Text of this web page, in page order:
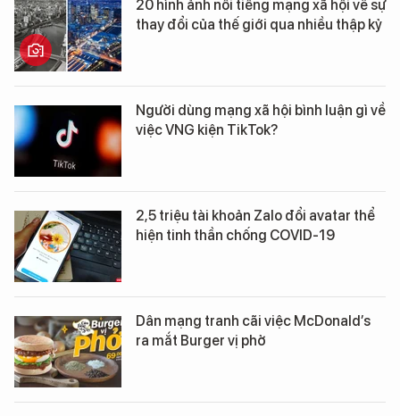
20 hình ảnh nổi tiếng mạng xã hội về sự
thay đổi của thế giới qua nhiều thập kỷ
Người dùng mạng xã hội bình luận gì về
việc VNG kiện TikTok?
2,5 triệu tài khoản Zalo đổi avatar thể
hiện tinh thần chống COVID-19
Dân mạng tranh cãi việc McDonald’s
ra mắt Burger vị phở